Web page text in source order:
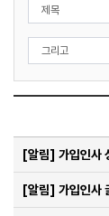
[알림] 가입인사
[알림] 가입인사